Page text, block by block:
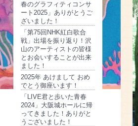
春のグラフィティコンサ
ート2025」ありがとうご
ざいました！
「第75回NHK紅白歌合
戦」出場を振り返り！沢
山のアーティストの皆様
とお会いすることが出来
ました！
2025年 あけまして おめ
でとう御座います！
「LIVE君と歩いた青春
2024」大阪城ホールに帰
ってきました！ありがと
うございました！